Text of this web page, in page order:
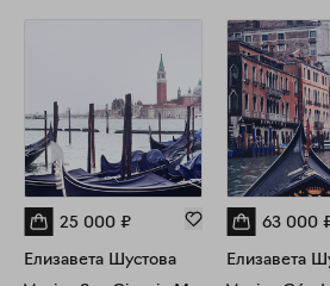
миф и экзистенциальные вопросы. Творчество автора — это
манифест в защиту прекрасного: от
современных лесов. Основные темы,
в её творчестве – природа, как
защита и переосмысление
его место в современном мире.
25 000 ₽
Елизавета Шустова
63 000
Елизавета